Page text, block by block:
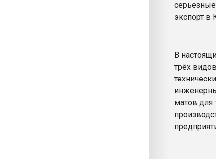
экспорт
В
трёх
матов для